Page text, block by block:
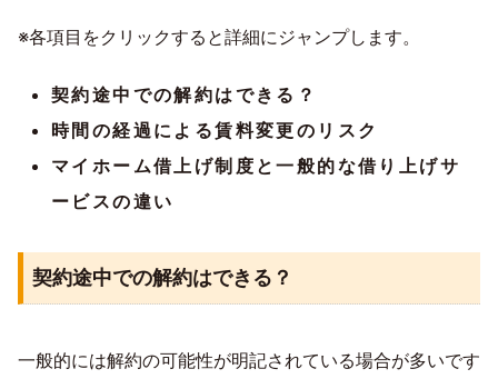
※各項目をクリックすると詳細にジャンプします。
契約途中での解約はできる？
時間の経過による賃料変更のリスク
マイホーム借上げ制度と一般的な借り上げサ
ービスの違い
契約途中での解約はできる？
一般的には解約の可能性が明記されている場合が多いです